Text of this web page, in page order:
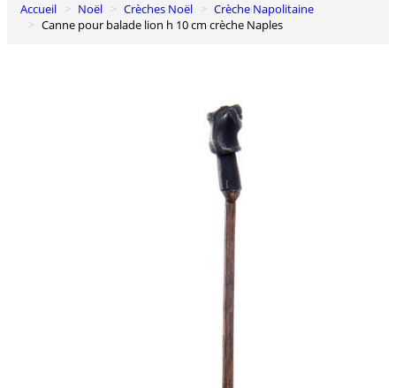
0
Panier
Accueil Noël Crèches Noël
Crèche Napolitaine
Canne pour balade lion h 10 cm crèche Naples